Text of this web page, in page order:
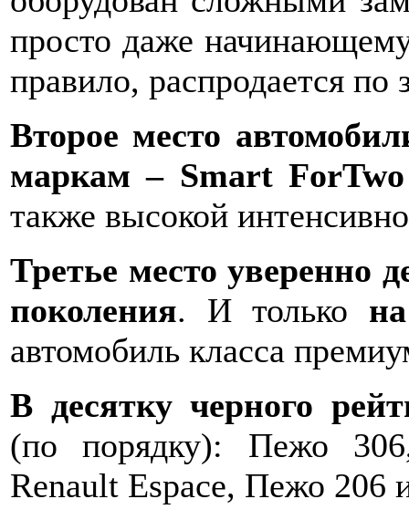
просто даже
правило, распродается по
Второе место
маркам – Smart ForTwo
также высокой
Третье место уверенно
поколения. И только
автомобиль класса
В десятку черного
(по порядку): Пежо
Renault Espace, Пежо 206